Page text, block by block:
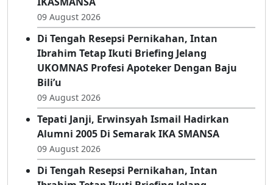
Reuni SMANSA 89 Di Hotel Aston, Tegaskan
Sikap Netral Di Tengah Dualisme
IKASMANSA
09 August 2026
Di Tengah Resepsi Pernikahan, Intan
Ibrahim Tetap Ikuti Briefing Jelang
UKOMNAS Profesi Apoteker Dengan Baju
Bili’u
09 August 2026
Tepati Janji, Erwinsyah Ismail Hadirkan
Alumni 2005 Di Semarak IKA SMANSA